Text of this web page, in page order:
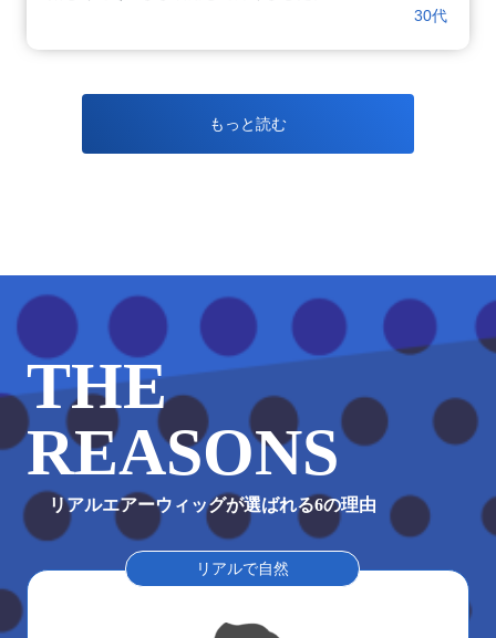
30代
もっと読む
THE
REASONS
リアルエアーウィッグが選ばれる6の理由
リアルで自然